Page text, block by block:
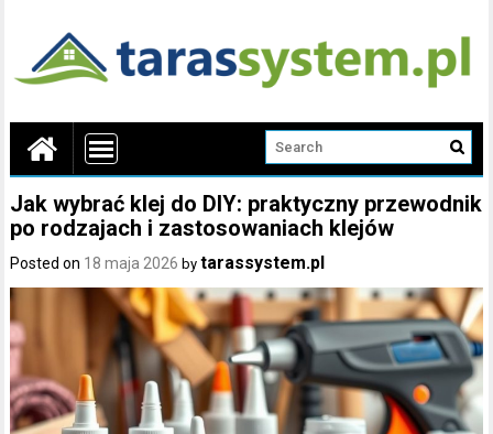
Jak wybrać klej do DIY: praktyczny przewodnik
po rodzajach i zastosowaniach klejów
Posted on 18 maja 2026 bytarassystem.pl